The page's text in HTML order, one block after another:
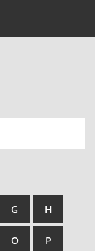
G H
O P